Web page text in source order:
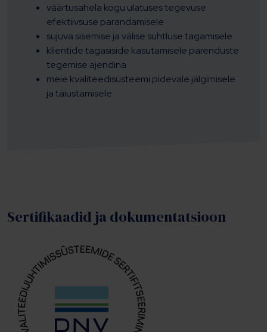
väärtusahela kogu ulatuses tegevuse
efektiivsuse parandamisele
sujuva sisemise ja välise suhtluse tagamisele
klientide tagasiside kasutamisele parenduste
tegemise ajendina
meie kvaliteedisüsteemi pidevale jälgimisele
ja täiustamisele
Sertifikaadid ja dokumentatsioon